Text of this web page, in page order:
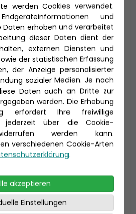
Nachname *
werden Cookies verwendet.
und
Daten erhoben und verarbeitet
dieser Daten dient der
externen Diensten und
der statistischen Erfassung
der Anzeige personalisierter
sozialer Medien. Je nach
Daten auch an Dritte zur
werden. Die Erhebung
erfordert Ihre freiwillige
jederzeit über die Cookie-
werden kann.
verschiedenen Cookie-Arten
.
akzeptieren
Einstellungen